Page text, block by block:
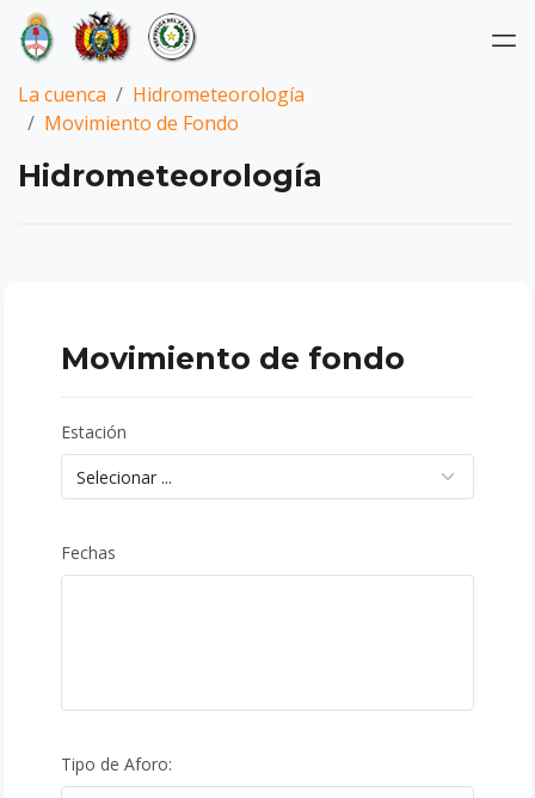
La cuenca
Hidrometeorología
Movimiento de Fondo
Hidrometeorología
Movimiento de fondo
Estación
Fechas
Tipo de Aforo: